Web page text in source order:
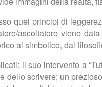
quei principi di
ascoltatore viene
al simbolico, dal
il suo intervento a
dello scrivere; un